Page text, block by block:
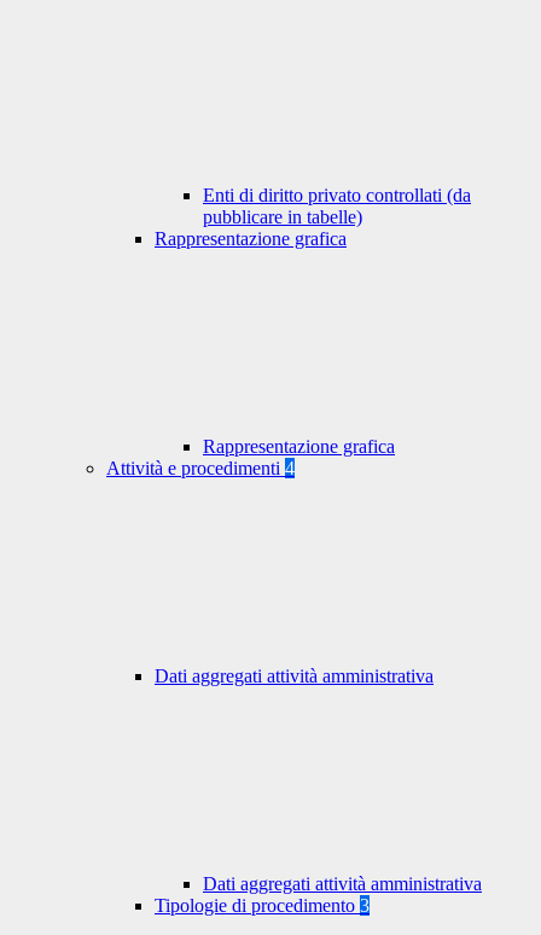
Enti di diritto privato controllati (da
pubblicare in tabelle)
Rappresentazione grafica
Rappresentazione grafica
Attività e procedimenti 4
Dati aggregati attività amministrativa
Dati aggregati attività amministrativa
Tipologie di procedimento 3